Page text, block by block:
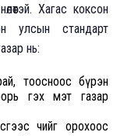
Хагас коксон
улсын стандарт
нь:
тоосноос бүрэн
гэх мэт газар
чийг орохоос